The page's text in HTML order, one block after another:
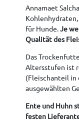
Annamaet
für Hunde.Je
Qualität des
Das
Altersstufen ist
(Fleischanteil in
ausgewählten
Ente und Huhn
festen